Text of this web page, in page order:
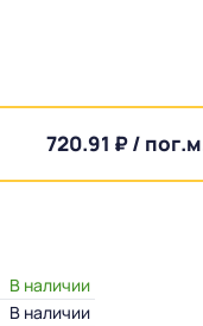
720.91 ₽ /
В наличии
В наличии